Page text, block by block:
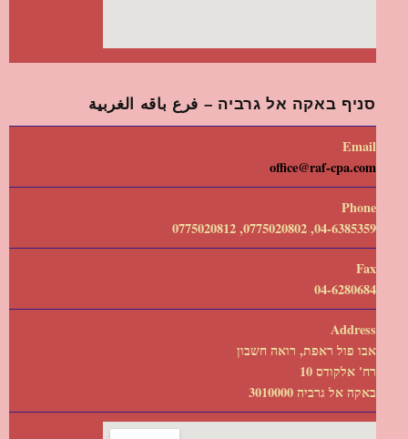
סניף באקה אל גרביה – فرع باقه الغربية
Email
office@raf-cpa.com
Phone
04-6385359, 0775020802, 0775020812
Fax
04-6280684
Address
אבו פול ראפת, רואה חשבון
רח' אלקודס 10
באקה אל גרביה 3010000